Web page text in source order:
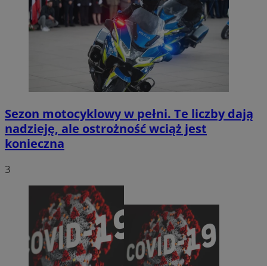
Sezon motocyklowy w pełni. Te liczby dają
nadzieję, ale ostrożność wciąż jest
konieczna
3